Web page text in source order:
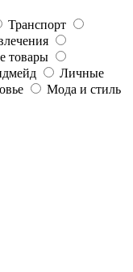
Транспорт
товары
Личные
Мода и стиль